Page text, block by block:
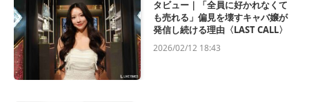
タビュー｜「全員に好かれなくて
も売れる」偏見を壊すキャバ嬢が
発信し続ける理由〈LAST CALL〉
2026/02/12 18:43